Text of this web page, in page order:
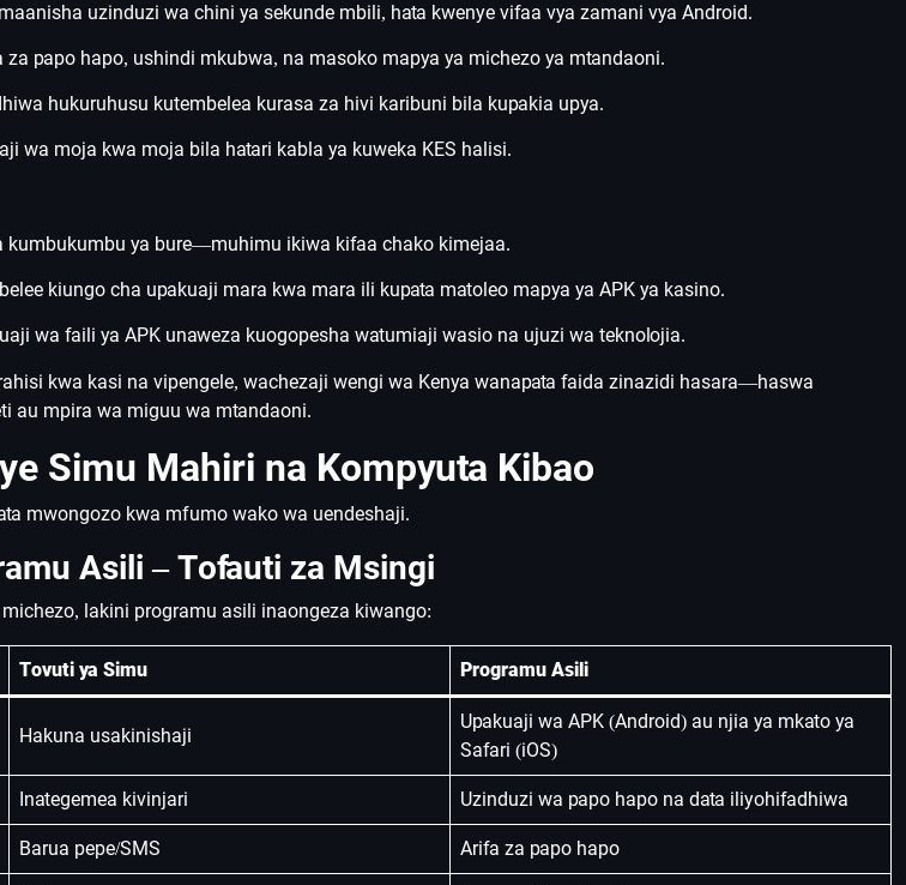
uzinduzi wa chini ya sekunde mbili, hata kwenye vifaa vya zamani vya Android.
papo hapo, ushindi mkubwa, na masoko mapya ya michezo ya mtandaoni.
hukuruhusu kutembelea kurasa za hivi karibuni bila kupakia upya.
wa moja kwa moja bila hatari kabla ya kuweka KES halisi.
kumbukumbu ya bure—muhimu ikiwa kifaa chako kimejaa.
kiungo cha upakuaji mara kwa mara ili kupata matoleo mapya ya APK ya kasino.
wa faili ya APK unaweza kuogopesha watumiaji wasio na ujuzi wa teknolojia.
kwa kasi na vipengele, wachezaji wengi wa Kenya wanapata faida zinazidi hasara—haswa
au mpira wa miguu wa mtandaoni.
Simu Mahiri na Kompyuta Kibao
mwongozo kwa mfumo wako wa uendeshaji.
Asili – Tofauti za Msingi
lakini programu asili inaongeza kiwango:
Tovuti ya Simu Programu Asili
Hakuna usakinishaji
Upakuaji wa APK (Android) au njia ya mkato ya
Safari (iOS)
Inategemea kivinjari Uzinduzi wa papo hapo na data iliyohifadhiwa
Barua pepe/SMS Arifa za papo hapo